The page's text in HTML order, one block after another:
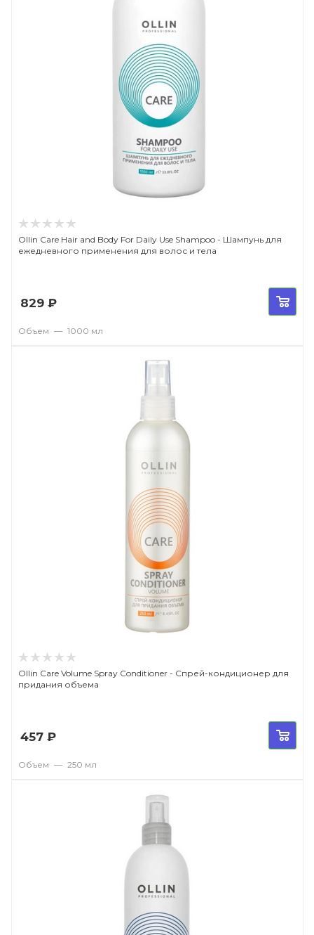
Ollin Care Hair and Body For Daily Use Shampoo - Шампунь для
ежедневного применения для волос и тела
829 ₽
Объем — 1000 мл
Ollin Care Volume Spray Conditioner - Спрей-кондиционер для
придания объема
457 ₽
Объем — 250 мл